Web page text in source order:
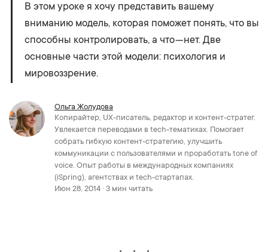
В этом уроке я хочу представить вашему
вниманию модель, которая поможет понять, что вы
способны контролировать, а что — нет. Две
основные части этой модели: психология и
мировоззрение.
Ольга Жолудова
Копирайтер, UX-писатель, редактор и контент-стратег.
Увлекается переводами в tech-тематиках. Помогает
собрать гибкую контент-стратегию, улучшить
коммуникации с пользователями и проработать tone of
voice. Опыт работы в международных компаниях
(iSpring), агентствах и tech-стартапах.
Июн 28, 2014 · 3 мин читать